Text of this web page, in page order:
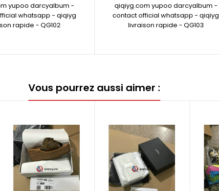
yupoo darcyalbum -
whatsapp - qiqiyg
rapide - QG102
qiqiyg.com yupoo darcyalbum -
contact official whatsapp - qiqiyg
livraison rapide - QG103
Vous pourrez aussi aimer :